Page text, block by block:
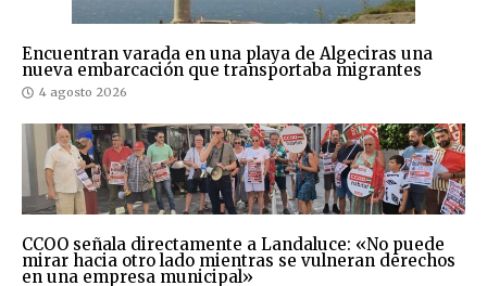
Encuentran varada en una playa de Algeciras una
nueva embarcación que transportaba migrantes
4 agosto 2026
CCOO señala directamente a Landaluce: «No puede
mirar hacia otro lado mientras se vulneran derechos
en una empresa municipal»